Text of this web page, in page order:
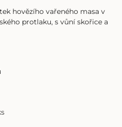
hovězího vařeného masa v
protlaku, s vůní skořice a